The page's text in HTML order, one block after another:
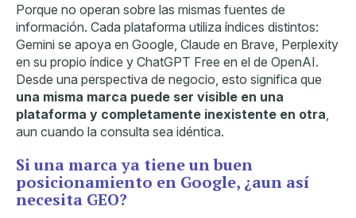
Porque no operan sobre las mismas fuentes de
información. Cada plataforma utiliza índices distintos:
Gemini se apoya en Google, Claude en Brave, Perplexity
en su propio índice y ChatGPT Free en el de OpenAI.
Desde una perspectiva de negocio, esto significa que
una misma marca puede ser visible en una
plataforma y completamente inexistente en otra
aun cuando la consulta sea idéntica.
Si una marca ya tiene un buen
posicionamiento en Google, ¿aun así
necesita GEO?